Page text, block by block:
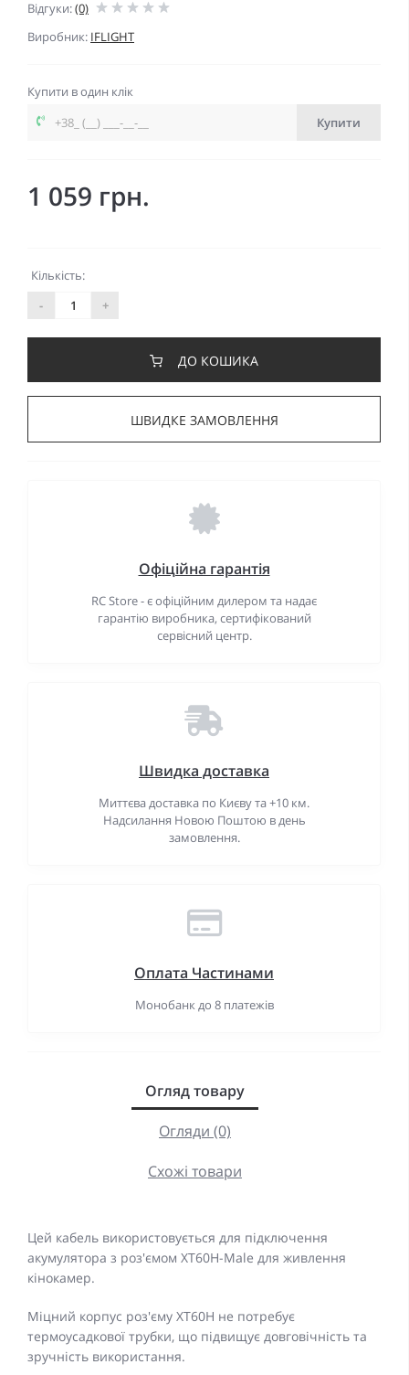
Відгуки:(0)
Виробник: IFLIGHT
Купити в один клік
Купити
1 059 грн.
Кількість:
-
+
ДО КОШИКА
ШВИДКЕ ЗАМОВЛЕННЯ
Офіційна гарантія
RC Store - є офіційним дилером та надає
гарантію виробника, сертифікований
сервісний центр.
Швидка доставка
Миттєва доставка по Києву та +10 км.
Надсилання Новою Поштою в день
замовлення.
Оплата Частинами
Монобанк до 8 платежів
Огляд товару
Огляди (0)
Схожі товари
Цей кабель використовується для підключення
акумулятора з роз'ємом XT60H-Male для живлення
кінокамер.
Міцний корпус роз'єму XT60H не потребує
термоусадкової трубки, що підвищує довговічність та
зручність використання.